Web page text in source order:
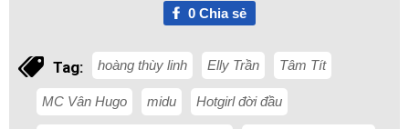
0Chia sẻ
Tag: hoàng thùy linh Elly Trần Tâm Tít
MC Vân Hugo midu Hotgirl đời đầu